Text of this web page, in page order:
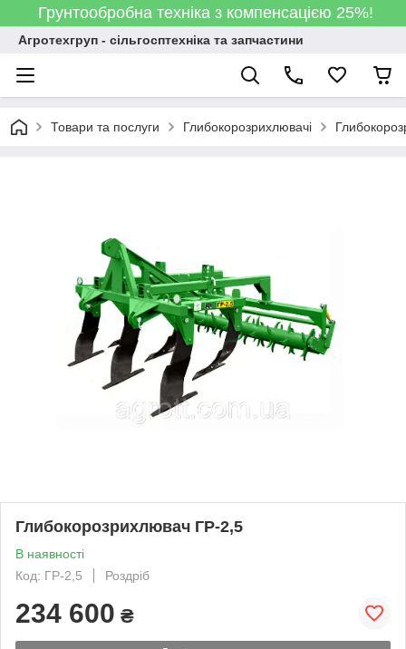
Грунтообробна техніка з компенсацією 25%!
Агротехгруп - сільгосптехніка та запчастини
Товари та послуги Глибокорозрихлювачі
Глибокорозрихлювач ГР-2,5
В наявності
Код: ГР-2,5
Роздріб
234 600 ₴